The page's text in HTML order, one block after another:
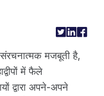
संरचनात्मक मजबूती है,
में फैले
द्वारा अपने-अपने